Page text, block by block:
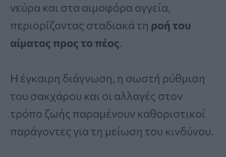
νεύρα και στα αιμοφόρα αγγεία,
περιορίζοντας σταδιακά τη ροή του
αίματος προς το πέος.
Η έγκαιρη διάγνωση, η σωστή ρύθμιση
του σακχάρου και οι αλλαγές στον
τρόπο ζωής παραμένουν καθοριστικοί
παράγοντες για τη μείωση του κινδύνου.